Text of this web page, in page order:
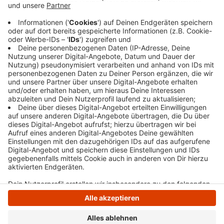
Jährigen aus Moers geliefert. Die Polizei hat beide
angehalten und Strafanzeige erstattet. Die Autos,
ein Audi und ein BMW, wurden sichergestellt,
ebenso wie die Führerscheine der beiden Männer.
Veröffentlicht: Montag, 08.01.2024 11:42
Anzeige
Anzeige